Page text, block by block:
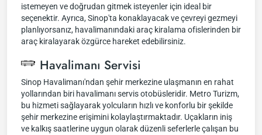
istemeyen ve doğrudan gitmek isteyenler için ideal bir
seçenektir. Ayrıca, Sinop'ta konaklayacak ve çevreyi gezmeyi
planlıyorsanız, havalimanındaki araç kiralama ofislerinden bir
araç kiralayarak özgürce hareket edebilirsiniz.
Havalimanı Servisi
Sinop Havalimanı'ndan şehir merkezine ulaşmanın en rahat
yollarından biri havalimanı servis otobüsleridir. Metro Turizm,
bu hizmeti sağlayarak yolcuların hızlı ve konforlu bir şekilde
şehir merkezine erişimini kolaylaştırmaktadır. Uçakların iniş
ve kalkış saatlerine uygun olarak düzenli seferlerle çalışan bu